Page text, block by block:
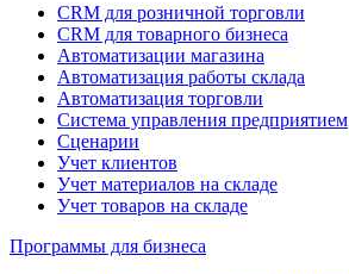
CRM для розничной торговли
CRM для товарного бизнеса
Автоматизации магазина
Автоматизация работы склада
Автоматизация торговли
Система управления предприятием
Сценарии
Учет клиентов
Учет материалов на складе
Учет товаров на складе
Программы для бизнеса